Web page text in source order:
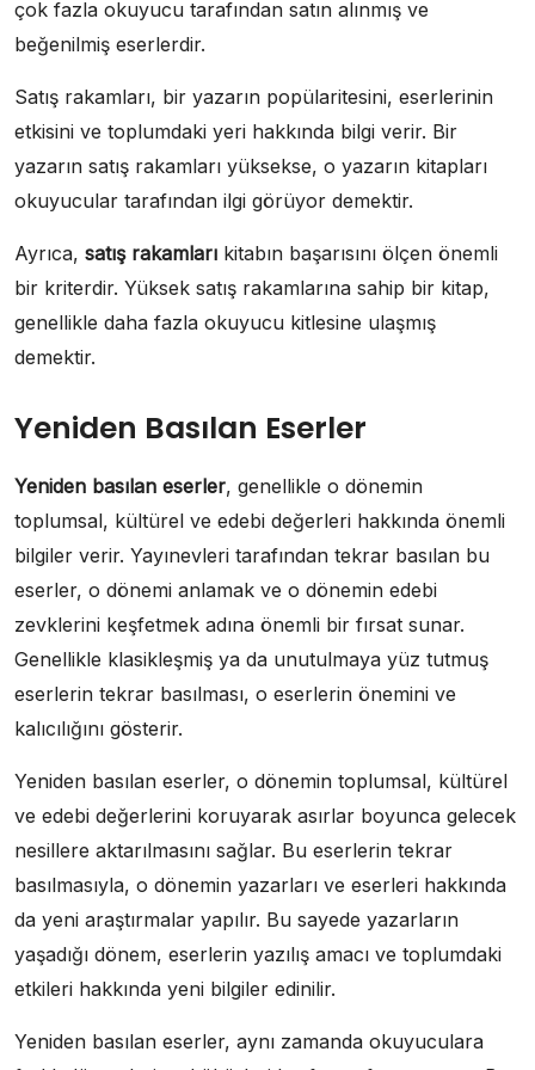
çok fazla okuyucu tarafından satın alınmış ve
beğenilmiş eserlerdir.
Satış rakamları, bir yazarın popülaritesini, eserlerinin
etkisini ve toplumdaki yeri hakkında bilgi verir. Bir
yazarın satış rakamları yüksekse, o yazarın kitapları
okuyucular tarafından ilgi görüyor demektir.
Ayrıca, satış rakamları kitabın başarısını ölçen önemli
bir kriterdir. Yüksek satış rakamlarına sahip bir kitap,
genellikle daha fazla okuyucu kitlesine ulaşmış
demektir.
Yeniden Basılan Eserler
Yeniden basılan eserler, genellikle o dönemin
toplumsal, kültürel ve edebi değerleri hakkında önemli
bilgiler verir. Yayınevleri tarafından tekrar basılan bu
eserler, o dönemi anlamak ve o dönemin edebi
zevklerini keşfetmek adına önemli bir fırsat sunar.
Genellikle klasikleşmiş ya da unutulmaya yüz tutmuş
eserlerin tekrar basılması, o eserlerin önemini ve
kalıcılığını gösterir.
Yeniden basılan eserler, o dönemin toplumsal, kültürel
ve edebi değerlerini koruyarak asırlar boyunca gelecek
nesillere aktarılmasını sağlar. Bu eserlerin tekrar
basılmasıyla, o dönemin yazarları ve eserleri hakkında
da yeni araştırmalar yapılır. Bu sayede yazarların
yaşadığı dönem, eserlerin yazılış amacı ve toplumdaki
etkileri hakkında yeni bilgiler edinilir.
Yeniden basılan eserler, aynı zamanda okuyuculara